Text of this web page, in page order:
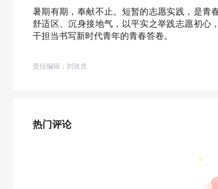
暑期有期，奉献不止。短暂的志愿实践，是青
舒适区、沉身接地气，以平实之举践志愿初心
干担当书写新时代青年的青春答卷。
责任编辑：刘玫含
热门评论